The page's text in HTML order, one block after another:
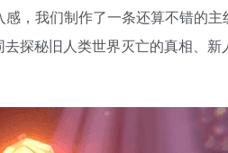
，我们制作了一条还算不错的
去探秘旧人类世界灭亡的真相、